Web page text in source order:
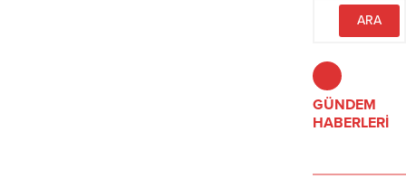
otomatik olarak yasallaştırmıyor.
GÜNDEM
HABERLERİ